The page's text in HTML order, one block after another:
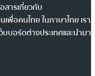
สารเกี่ยวกับ
พื่อคนไทย ในภาษาไทย เรา
บอร์ดต่างประเทศและนำมา